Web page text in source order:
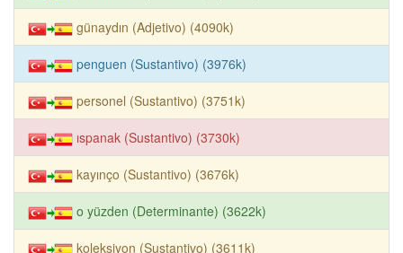
günaydın (Adjetivo) (4090k)
penguen (Sustantivo) (3976k)
personel (Sustantivo) (3751k)
ıspanak (Sustantivo) (3730k)
kayınço (Sustantivo) (3676k)
o yüzden (Determinante) (3622k)
koleksiyon (Sustantivo) (3611k)